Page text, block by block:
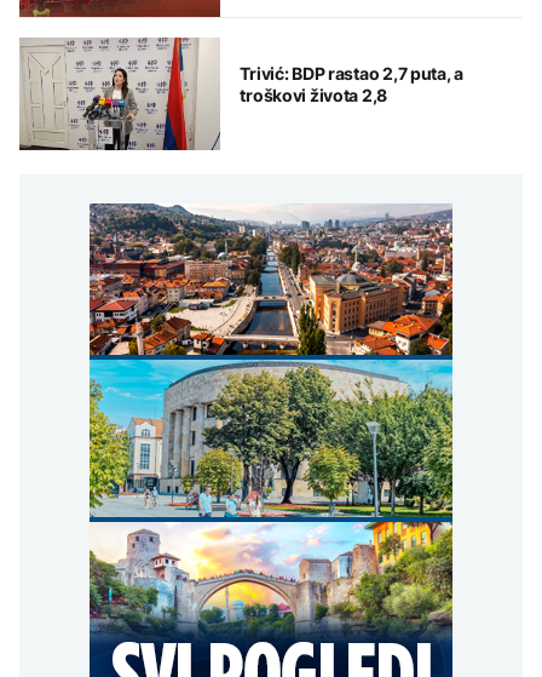
Trivić: BDP rastao 2,7 puta, a
troškovi života 2,8